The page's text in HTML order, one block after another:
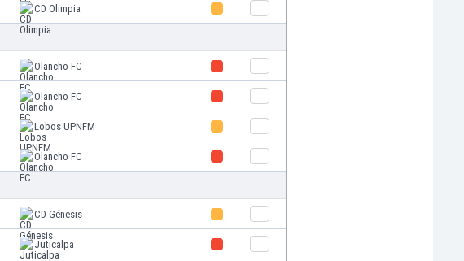
CD Olimpia
Olancho FC
Olancho FC
Lobos UPNFM
Olancho FC
CD Génesis
Juticalpa